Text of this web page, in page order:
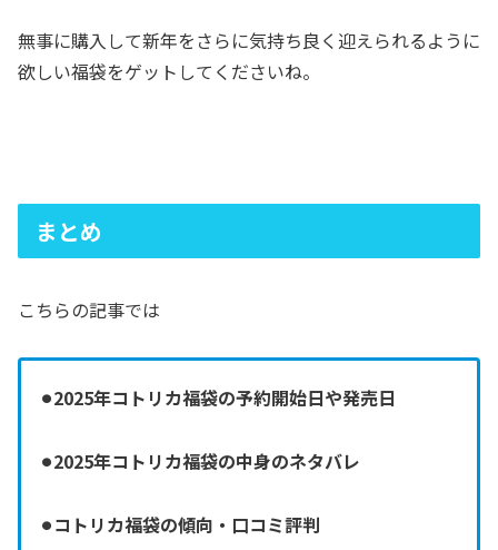
無事に購入して新年をさらに気持ち良く迎えられるように
欲しい福袋をゲットしてくださいね。
まとめ
こちらの記事では
⚫︎2025年コトリカ福袋の予約開始日や発売日
⚫︎2025年コトリカ福袋の中身のネタバレ
⚫︎コトリカ福袋の傾向・口コミ評判